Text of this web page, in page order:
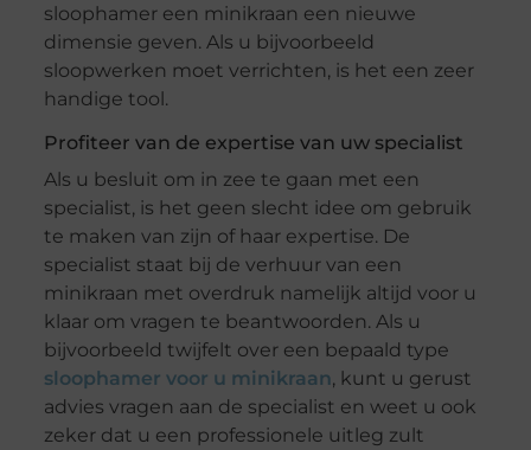
sloophamer een minikraan een nieuwe
dimensie geven. Als u bijvoorbeeld
sloopwerken moet verrichten, is het een zeer
handige tool.
Profiteer van de expertise van uw specialist
Als u besluit om in zee te gaan met een
specialist, is het geen slecht idee om gebruik
te maken van zijn of haar expertise. De
specialist staat bij de verhuur van een
minikraan met overdruk namelijk altijd voor u
klaar om vragen te beantwoorden. Als u
bijvoorbeeld twijfelt over een bepaald type
sloophamer voor u minikraan, kunt u gerust
advies vragen aan de specialist en weet u ook
zeker dat u een professionele uitleg zult